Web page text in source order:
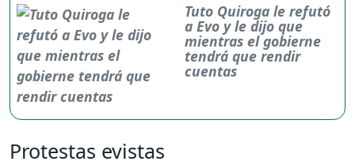
Tuto Quiroga le refutó
a Evo y le dijo que
mientras el gobierne
tendrá que rendir
cuentas
Protestas evistas